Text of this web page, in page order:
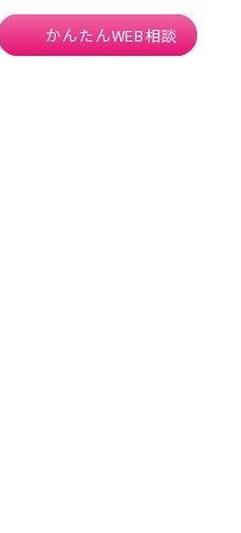
かんたんWEB相談